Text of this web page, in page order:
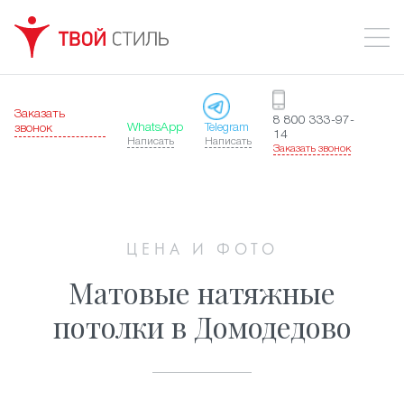
Заказать
звонок
WhatsApp
Написать
Telegram
Написать
8 800 333-97-
14
Заказать звонок
ЦЕНА И ФОТО
Матовые натяжные
потолки в Домодедово